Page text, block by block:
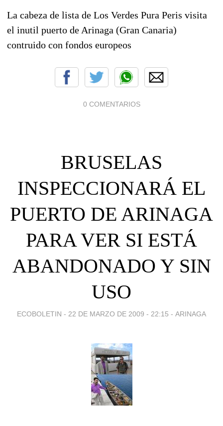
La cabeza de lista de Los Verdes Pura Peris visita
el inutil puerto de Arinaga (Gran Canaria)
contruido con fondos europeos
0 COMENTARIOS
BRUSELAS
INSPECCIONARÁ EL
PUERTO DE ARINAGA
PARA VER SI ESTÁ
ABANDONADO Y SIN
USO
ECOBOLETIN - 22 DE MARZO DE 2009 - 22:15 - ARINAGA